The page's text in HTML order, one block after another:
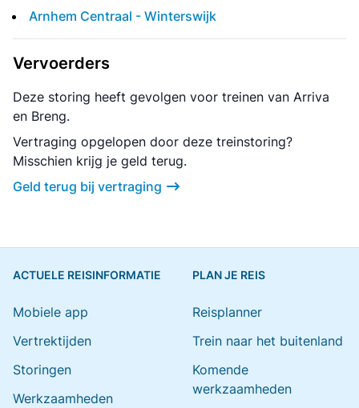
Arnhem Centraal - Winterswijk
Vervoerders
Deze storing heeft gevolgen voor treinen van Arriva
en Breng.
Vertraging opgelopen door deze treinstoring?
Misschien krijg je geld terug.
Geld terug bij vertraging
ACTUELE REISINFORMATIE
Mobiele app
Vertrektijden
Storingen
Werkzaamheden
PLAN JE REIS
Reisplanner
Trein naar het buitenland
Komende
werkzaamheden